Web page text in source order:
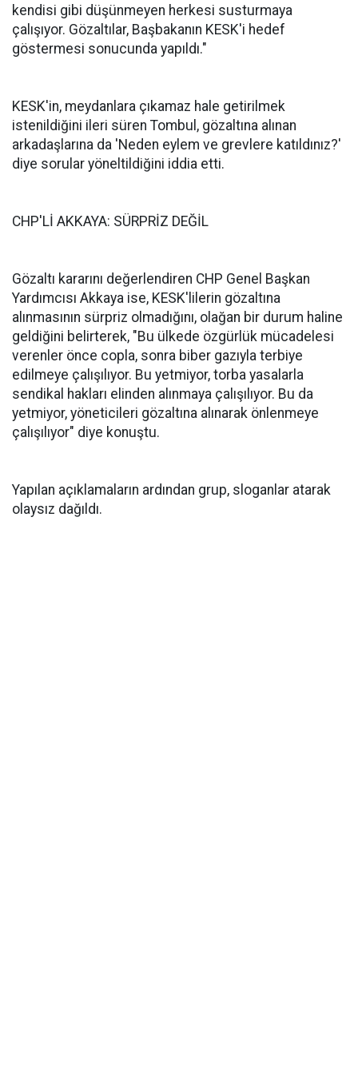
kendisi gibi düşünmeyen herkesi susturmaya
çalışıyor. Gözaltılar, Başbakanın KESK'i hedef
göstermesi sonucunda yapıldı."
KESK'in, meydanlara çıkamaz hale getirilmek
istenildiğini ileri süren Tombul, gözaltına alınan
arkadaşlarına da 'Neden eylem ve grevlere katıldınız?'
diye sorular yöneltildiğini iddia etti.
CHP'Lİ AKKAYA: SÜRPRİZ DEĞİL
Gözaltı kararını değerlendiren CHP Genel Başkan
Yardımcısı Akkaya ise, KESK'lilerin gözaltına
alınmasının sürpriz olmadığını, olağan bir durum haline
geldiğini belirterek, "Bu ülkede özgürlük mücadelesi
verenler önce copla, sonra biber gazıyla terbiye
edilmeye çalışılıyor. Bu yetmiyor, torba yasalarla
sendikal hakları elinden alınmaya çalışılıyor. Bu da
yetmiyor, yöneticileri gözaltına alınarak önlenmeye
çalışılıyor" diye konuştu.
Yapılan açıklamaların ardından grup, sloganlar atarak
olaysız dağıldı.